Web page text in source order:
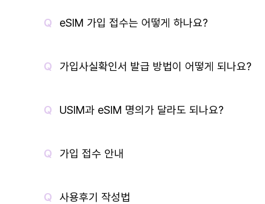
eSIM 가입 접수는 어떻게 하나요?
가입사실확인서 발급 방법이 어떻게 되나요?
USIM과 eSIM 명의가 달라도 되나요?
가입 접수 안내
사용후기 작성법